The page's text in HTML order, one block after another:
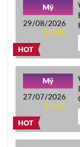
HOT
Mỹ
29/08/2026
10h00
HOT
Mỹ
27/07/2026
16h10